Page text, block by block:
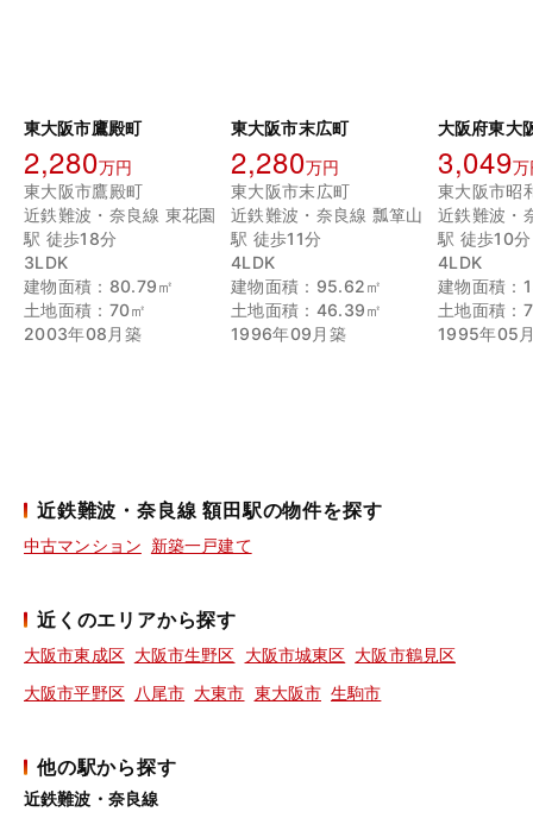
東大阪市鷹殿町
2,280万円
東大阪市鷹殿町
近鉄難波・奈良線 東花園
駅 徒歩18分
3LDK
建物面積：80.79㎡
土地面積：70㎡
2003年08月築
東大阪市末広町
2,280万円
東大阪市末広町
近鉄難波・奈良線 瓢箪山
駅 徒歩11分
4LDK
建物面積：95.62㎡
土地面積：46.39㎡
1996年09月築
大阪府東大
3,049万
東大阪市昭
近鉄難波・
駅 徒歩10分
4LDK
建物面積：
土地面積：
1995年05
近鉄難波・奈良線 額田駅の物件を探す
中古マンション 新築一戸建て
近くのエリアから探す
大阪市東成区 大阪市生野区 大阪市城東区 大阪市鶴見区
大阪市平野区
八尾市 大東市 東大阪市 生駒市
他の駅から探す
近鉄難波・奈良線